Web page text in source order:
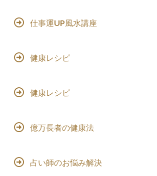
仕事運UP風水講座
健康レシピ
健康レシピ
億万長者の健康法
占い師のお悩み解決